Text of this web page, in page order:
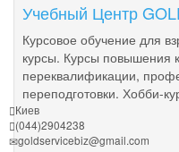
Учебный Центр
Курсовое обучение для
курсы. Курсы повышения
переквалификации,
переподготовки. Хобби-
Киев
(044)2904238
goldservicebiz@gmail.com